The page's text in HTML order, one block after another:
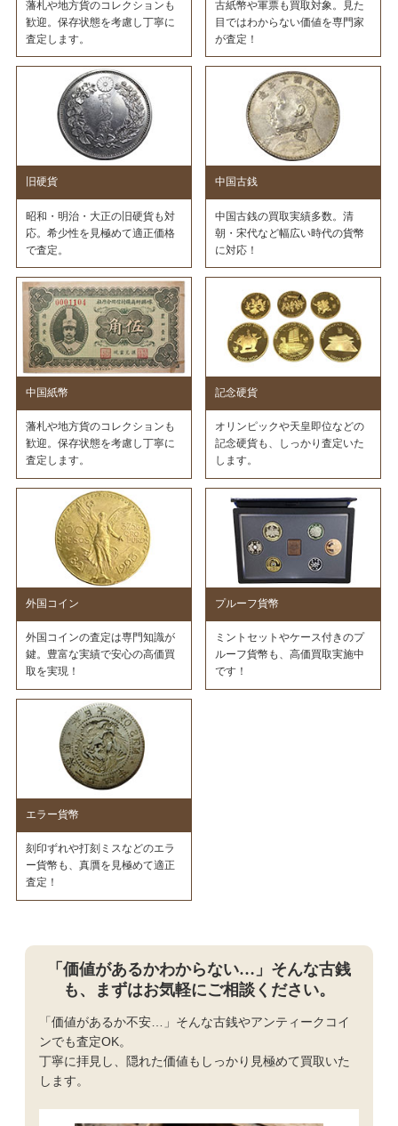
藩札や地方貨のコレクションも
歓迎。保存状態を考慮し丁寧に
査定します。
古紙幣や軍票も買取対象。見た
目ではわからない価値を専門家
が査定！
旧硬貨
昭和・明治・大正の旧硬貨も対
応。希少性を見極めて適正価格
で査定。
中国古銭
中国古銭の買取実績多数。清
朝・宋代など幅広い時代の貨幣
に対応！
中国紙幣
藩札や地方貨のコレクションも
歓迎。保存状態を考慮し丁寧に
査定します。
記念硬貨
オリンピックや天皇即位などの
記念硬貨も、しっかり査定いた
します。
外国コイン
外国コインの査定は専門知識が
鍵。豊富な実績で安心の高価買
取を実現！
プルーフ貨幣
ミントセットやケース付きのプ
ルーフ貨幣も、高価買取実施中
です！
エラー貨幣
刻印ずれや打刻ミスなどのエラ
ー貨幣も、真贋を見極めて適正
査定！
「価値があるかわからない…」そんな古銭
も、まずはお気軽にご相談ください。
「価値があるか不安…」そんな古銭やアンティークコイ
ンでも査定OK。
丁寧に拝見し、隠れた価値もしっかり見極めて買取いた
します。